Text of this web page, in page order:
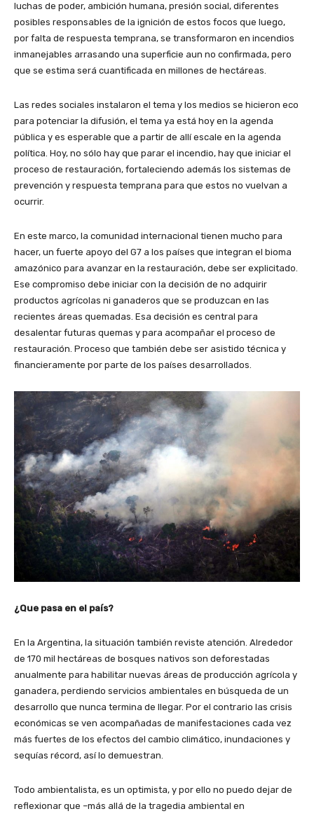
luchas de poder, ambición humana, presión social, diferentes
posibles responsables de la ignición de estos focos que luego,
por falta de respuesta temprana, se transformaron en incendios
inmanejables arrasando una superficie aun no confirmada, pero
que se estima será cuantificada en millones de hectáreas.
Las redes sociales instalaron el tema y los medios se hicieron eco
para potenciar la difusión, el tema ya está hoy en la agenda
pública y es esperable que a partir de allí escale en la agenda
política. Hoy, no sólo hay que parar el incendio, hay que iniciar el
proceso de restauración, fortaleciendo además los sistemas de
prevención y respuesta temprana para que estos no vuelvan a
ocurrir.
En este marco, la comunidad internacional tienen mucho para
hacer, un fuerte apoyo del G7 a los países que integran el bioma
amazónico para avanzar en la restauración, debe ser explicitado.
Ese compromiso debe iniciar con la decisión de no adquirir
productos agrícolas ni ganaderos que se produzcan en las
recientes áreas quemadas. Esa decisión es central para
desalentar futuras quemas y para acompañar el proceso de
restauración. Proceso que también debe ser asistido técnica y
financieramente por parte de los países desarrollados.
¿Que pasa en el país?
En la Argentina, la situación también reviste atención. Alrededor
de 170 mil hectáreas de bosques nativos son deforestadas
anualmente para habilitar nuevas áreas de producción agrícola y
ganadera, perdiendo servicios ambientales en búsqueda de un
desarrollo que nunca termina de llegar. Por el contrario las crisis
económicas se ven acompañadas de manifestaciones cada vez
más fuertes de los efectos del cambio climático, inundaciones y
sequías récord, así lo demuestran.
Todo ambientalista, es un optimista, y por ello no puedo dejar de
reflexionar que –más allá de la tragedia ambiental en